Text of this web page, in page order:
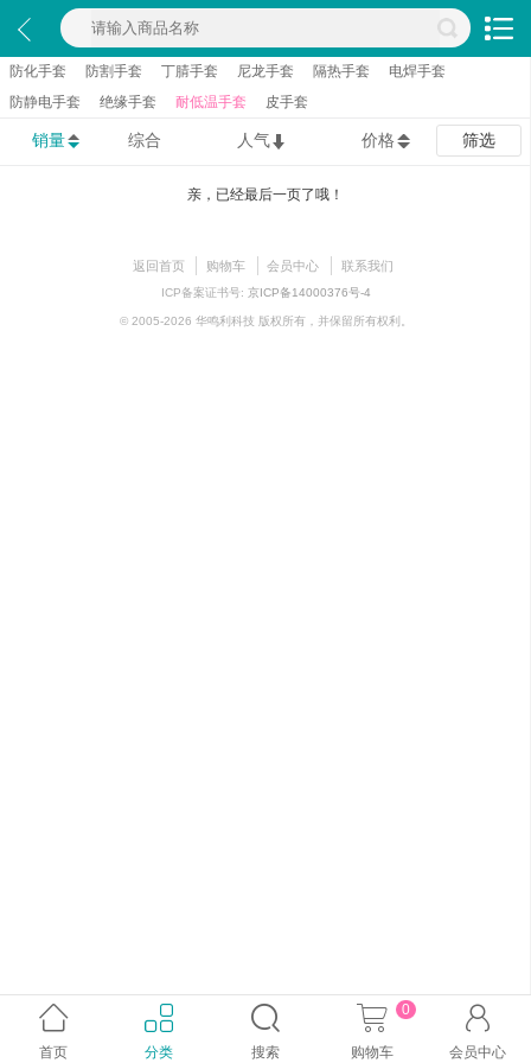
防化手套 防割手套 丁腈手套 尼龙手套 隔热手套
电焊手套
防静电手套
绝缘手套 耐低温手套 皮手套
销量 综合 人气 价格 筛选
亲，已经最后一页了哦！
返回首页 购物车 会员中心 联系我们
ICP备案证书号: 京ICP备14000376号-4
© 2005-2026 华鸣利科技 版权所有，并保留所有权利。

首页

分类

搜索

购物车
0 
会员中心